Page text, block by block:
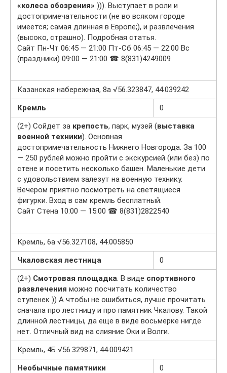
«колеса обозрения» ))). Выступает в роли и
достопримечательности (не во всяком городе
имеется; самая длинная в Европе;), и развлечения
(высоко, страшно). Подробная статья.
Сайт Пн-Чт 06:45 — 21:00 Пт-Сб 06:45 — 22:00 Вс
(праздники) 09:00 — 21:00 ☎ 8(831)4249009
Казанская набережная, 8а √56.323847, 44.039242
Кремль
0
(2+) Сойдет за крепость, парк, музей (выставка
военной техники). Основная
достопримечательность Нижнего Новгорода. За 100
— 250 рублей можно пройти с экскурсией (или без) по
стене и посетить несколько башен. Маленькие дети
с удовольствием залезут на военную технику.
Вечером приятно посмотреть на светящиеся
фигурки. Вход в сам кремль бесплатный.
Сайт Стена 10:00 — 15:00 ☎ 8(831)2822540
Кремль, 6а √56.327108, 44.005850
Чкаловская лестница
0
(2+) Смотровая площадка. В виде спортивного
развлечения можно посчитать количество
ступенек )) А чтобы не ошибиться, лучше прочитать
сначала про лестницу и про памятник Чкалову. Такой
длинной лестницы, да еще в виде восьмерке нигде
нет. Отличный вид на слияние Оки и Волги.
Кремль, 4Б √56.329871, 44.009421
Необычные памятники
0